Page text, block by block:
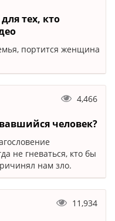
тех, кто
портится женщина
4,466
человек?
не гневаться, кто бы
нам зло.
11,934